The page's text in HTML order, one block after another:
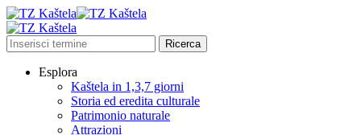
Esplora
Kaštela in 1,3,7 giorni
Storia ed eredita culturale
Patrimonio naturale
Attrazioni